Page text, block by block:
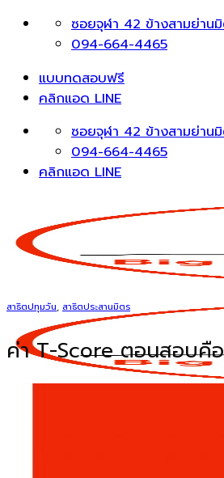
Skip
ซอยจุฬา 42 ข้างสามย่าน
094-664-4465
แบบทดสอบฟรี
คลิกแอด LINE
ซอยจุฬา 42 ข้างสามย่าน
094-664-4465
คลิกแอด LINE
สาธิตปทุมวัน, สาธิตประสานมิตร
ค่า T-Score ตอนสอบคือ